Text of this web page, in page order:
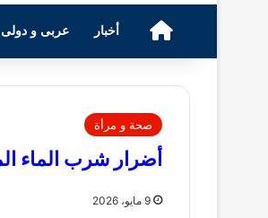
الرئيسيةأخبار عربى و دولى
صحة و مرأة
أضرار شرب الماء
9 مايو، 2026